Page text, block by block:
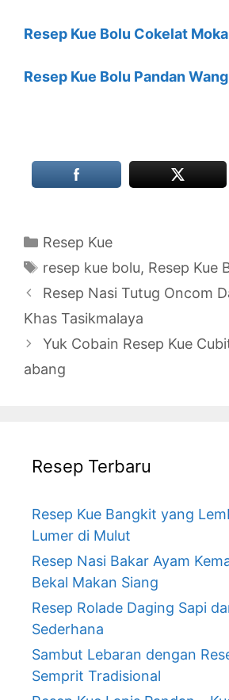
Resep Kue Bolu Cokelat Moka
Resep Kue Bolu Pandan
Categories
Resep Kue
Tags
resep kue bolu, Resep Kue
Resep Nasi Tutug Oncom
Khas Tasikmalaya
Yuk Cobain Resep Kue
abang
Resep Terbaru
Resep Kue Bangkit yang
Lumer di Mulut
Resep Nasi Bakar Ayam
Bekal Makan Siang
Resep Rolade Daging Sapi
Sederhana
Sambut Lebaran dengan
Semprit Tradisional